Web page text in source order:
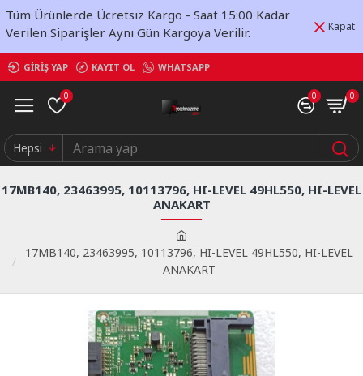
Tüm Ürünlerde Ücretsiz Kargo - Saat 15:00 Kadar
Verilen Siparişler Aynı Gün Kargoya Verilir.
Kapat
GIRIŞ YAP KAYIT OL WHATSAPP
0 0 0
Hepsi
17MB140, 23463995, 10113796, HI-LEVEL 49HL550, HI-LEVEL
ANAKART
17MB140, 23463995, 10113796, HI-LEVEL 49HL550, HI-LEVEL
ANAKART